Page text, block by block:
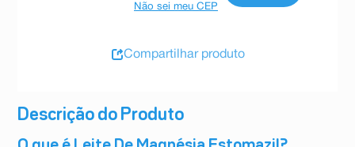
Descrição do Produto
Não sei meu CEP
Compartilhar produto